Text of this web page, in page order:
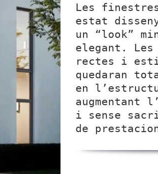
Les
estat
un “look”
elegant. Les
rectes i
quedaran
en
augmentant
i sense
de